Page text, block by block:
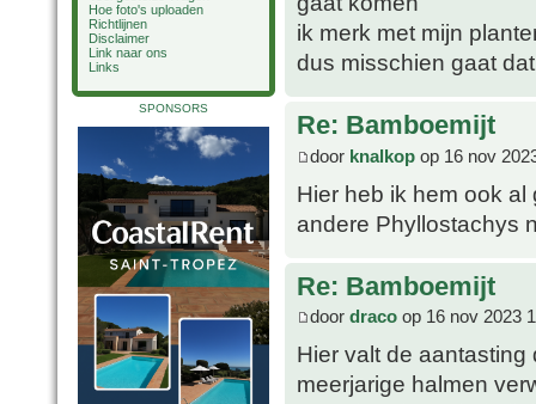
Hoe foto's uploaden
Richtlijnen
Disclaimer
Link naar ons
Links
SPONSORS
ik merk met mijn
dus misschien gaat
Re: Bamboemijt
door knalkop op 16 nov
Hier heb ik hem ook
andere Phyllostachys
Re: Bamboemijt
door draco op 16 nov 2023
Hier valt de aantasting
meerjarige halmen